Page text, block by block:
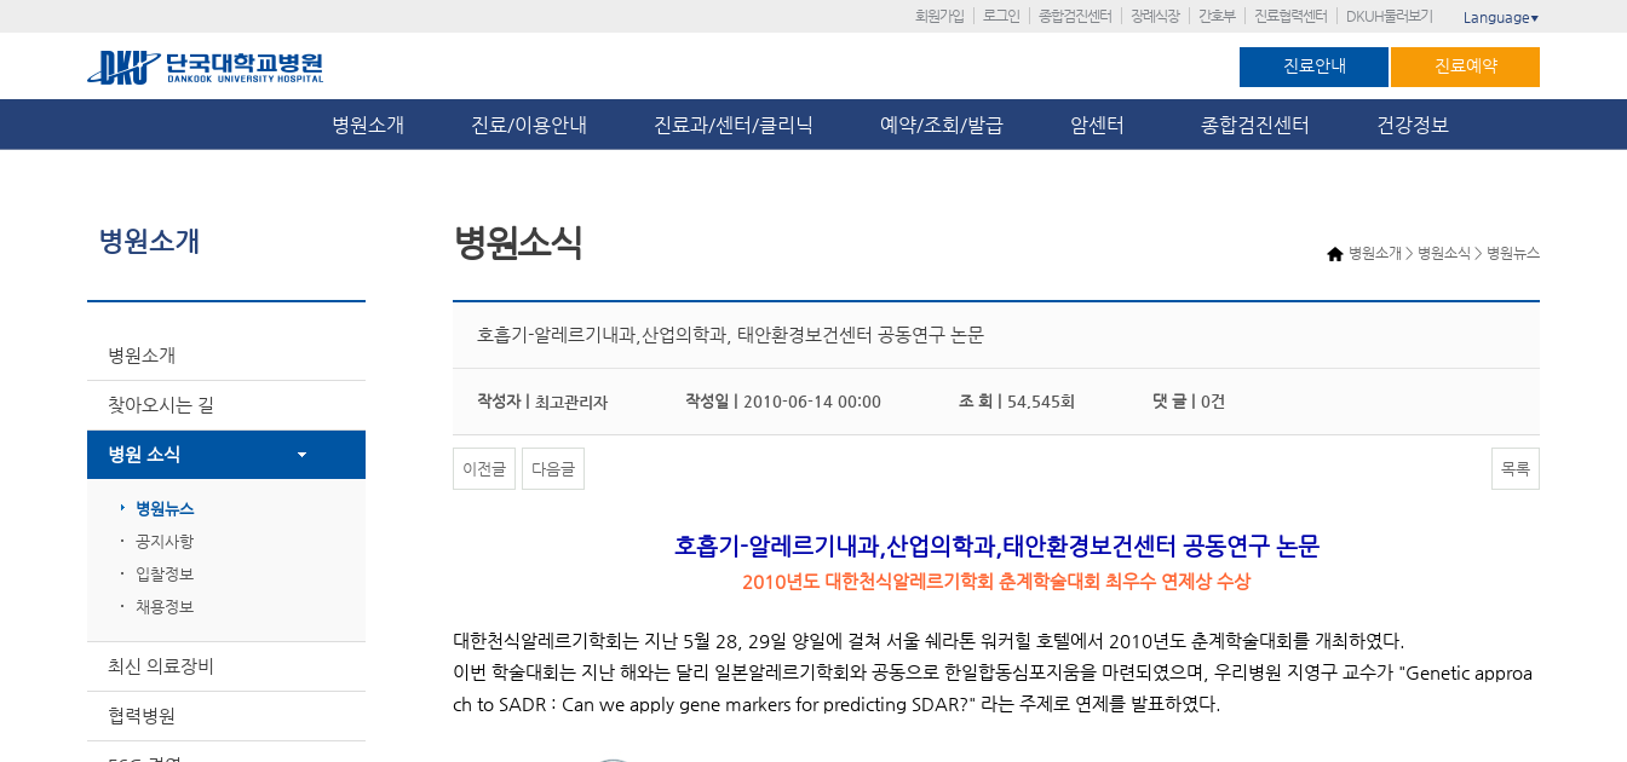
회원가입 로그인 종합검진센터 장례식장 간호부 진료협력센터 DKUH둘러보기 Language ▼
진료안내 진료예약
병원소개 진료/이용안내 진료과/센터/클리닉 예약/조회/발급 암센터 종합검진센터 건강정보
병원소개
병원소개
찾아오시는 길
병원 소식
병원뉴스
공지사항
입찰정보
채용정보
최신 의료장비
협력병원
병원소개 > 병원소식 > 병원뉴스
병원소식
호흡기-알레르기내과,산업의학과, 태안환경보건센터 공동연구 논문
작성자 | 최고관리자 작성일 | 2010-06-14 00:00 조 회 | 54,545회 댓 글 | 0건
이전글 다음글 목록
호흡기-알레르기내과,산업의학과,태안환경보건센터 공동연구 논문
2010년도 대한천식알레르기학회 춘계학술대회 최우수 연제상 수상
대한천식알레르기학회는 지난 5월 28, 29일 양일에 걸쳐 서울 쉐라톤 워커힐 호텔에서 2010년도 춘계학술대회를 개최하였다.
이번 학술대회는 지난 해와는 달리 일본알레르기학회와 공동으로 한일합동심포지움을 마련되였으며, 우리병원 지영구 교수가 "Genetic approa
ch to SADR : Can we apply gene markers for predicting SDAR?" 라는 주제로 연제를 발표하였다.